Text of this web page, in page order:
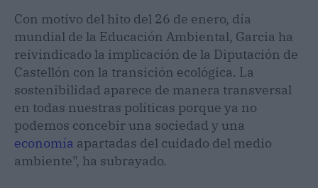
Con motivo del hito del 26 de enero, día
mundial de la Educación Ambiental, Garcia ha
reivindicado la implicación de la Diputación de
Castellón con la transición ecológica. La
sostenibilidad aparece de manera transversal
en todas nuestras políticas porque ya no
podemos concebir una sociedad y una
economía apartadas del cuidado del medio
ambiente", ha subrayado.